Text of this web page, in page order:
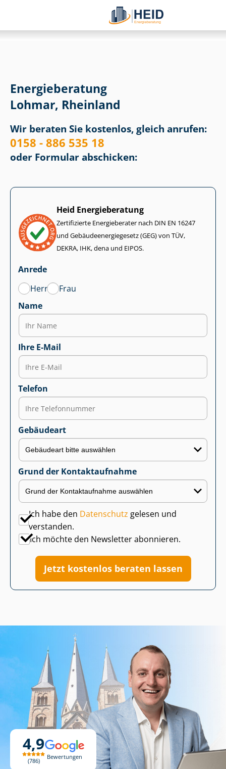
4,9
786
Bewertungen
Energieberatung
Lohmar, Rheinland
Wir beraten Sie kostenlos, gleich anrufen:
0158 - 886 535 18
oder Formular abschicken:
Heid Energieberatung
Zertifizierte Energieberater nach DIN EN 16247
und Ge­bäu­de­en­er­gie­ge­setz (GEG) von TÜV,
DEKRA, IHK, dena und EIPOS.
Anrede
Herr
Frau
Name
Ihre E-Mail
Telefon
Gebäudeart
Grund der Kontaktaufnahme
Ich habe den Datenschutz gelesen und
verstanden.
Ich möchte den Newsletter abonnieren.
Jetzt kostenlos beraten lassen